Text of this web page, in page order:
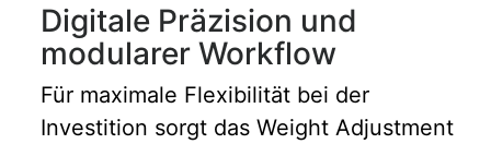
Digitale Präzision und
modularer Workflow
Für maximale Flexibilität bei der
Investition sorgt das Weight Adjustment